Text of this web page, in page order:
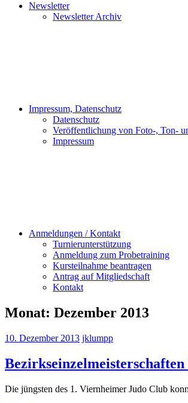
Newsletter
Newsletter Archiv
Impressum, Datenschutz
Datenschutz
Veröffentlichung von Foto-, Ton-
Impressum
Anmeldungen / Kontakt
Turnierunterstützung
Anmeldung zum Probetraining
Kursteilnahme beantragen
Antrag auf Mitgliedschaft
Kontakt
Monat: Dezember 2013
10. Dezember 2013 jklumpp
Bezirkseinzelmeisterschaften
Die jüngsten des 1. Viernheimer Judo Club